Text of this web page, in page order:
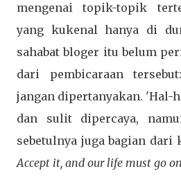
mengenai topik-topik
yang kukenal hanya di
sahabat bloger itu belum
dari pembicaraan
jangan dipertanyakan. 'Hal-
dan sulit dipercaya,
sebetulnya juga bagian dari
Accept it, and our life must go